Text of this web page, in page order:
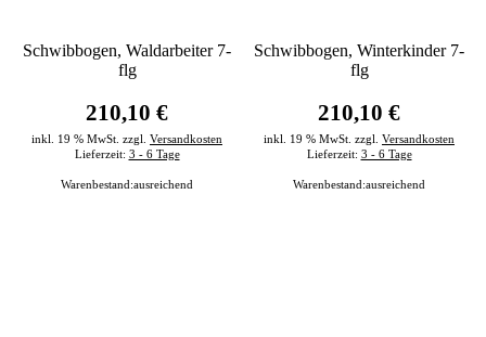
Schwibbogen, Waldarbeiter 7-
flg
210,10 €
inkl. 19 % MwSt. zzgl. Versandkosten
Lieferzeit: 3 - 6 Tage
Warenbestand:ausreichend
Schwibbogen, Winterkinder 7-
flg
210,10 €
inkl. 19 % MwSt. zzgl. Versandkosten
Lieferzeit: 3 - 6 Tage
Warenbestand:ausreichend